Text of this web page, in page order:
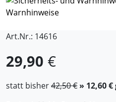
Warnhinweise
Art.Nr.: 14616
29,90 €
statt bisher42,50 € » 12,60